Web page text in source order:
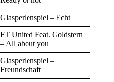
Glasperlenspiel – Echt
FT United Feat. Goldstern
– All about you
Glasperlenspiel –
Freundschaft